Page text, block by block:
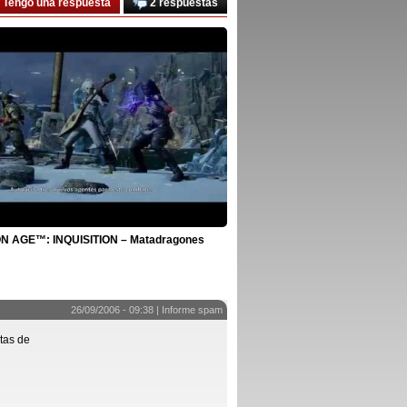
2 respuestas
Tengo una respuesta
AGE™: INQUISITION – Matadragones
26/09/2006 - 09:38 | Informe spam
de